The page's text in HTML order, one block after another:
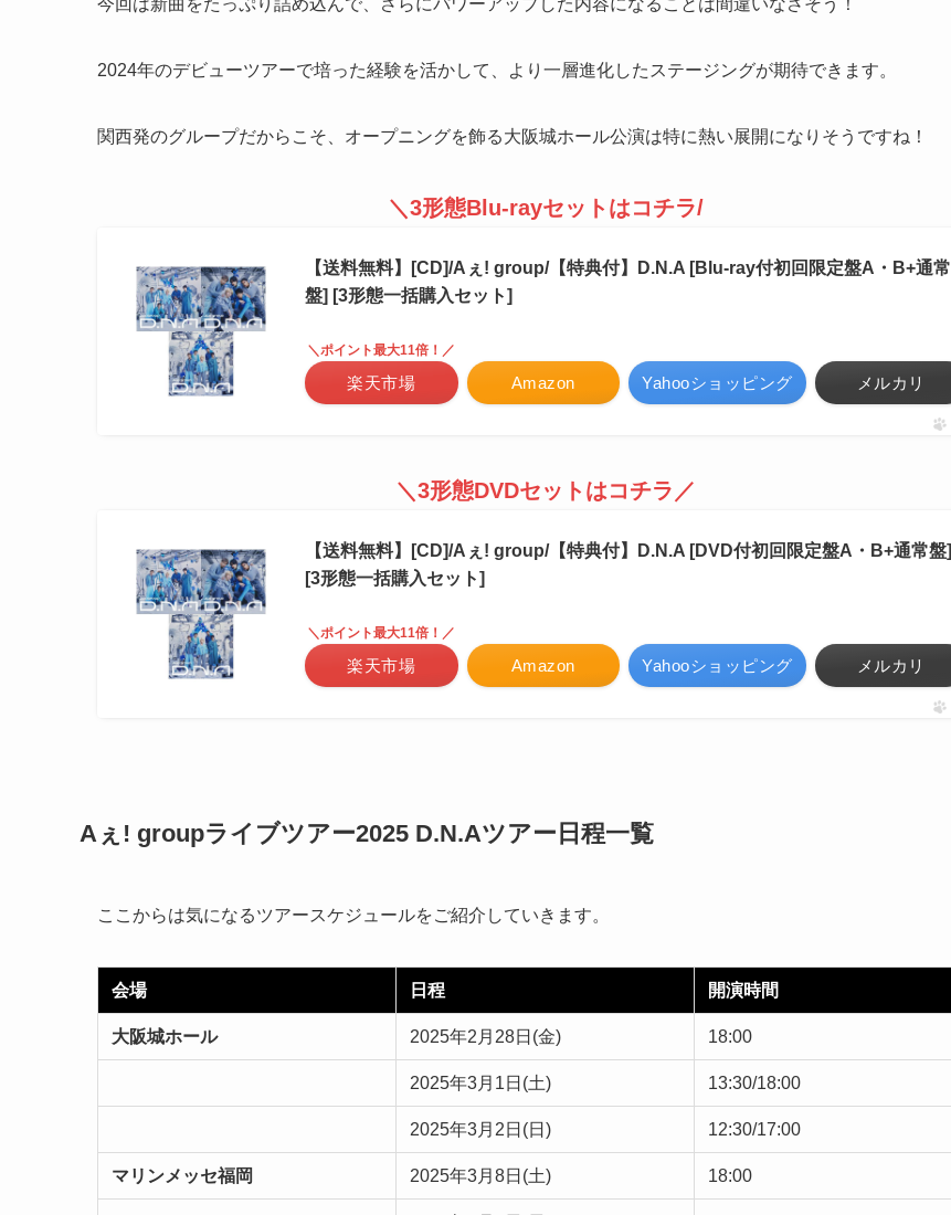
2024年のデビューツアーで培った経験を活かして、より一層進化したステージングが期待できます。
関西発のグループだからこそ、オープニングを飾る大阪城ホール公演は特に熱い展開になりそうですね！
＼3形態Blu-rayセットはコチラ/
【送料無料】[CD]/Aぇ! group/【特典付】D.N.A [Blu-ray付初回限定盤A・B+通常
盤] [3形態一括購入セット]
Amazon
＼ポイント最大11倍！／
楽天市場 Yahooショッピング メルカリ
＼3形態DVDセットはコチラ／
【送料無料】[CD]/Aぇ! group/【特典付】D.N.A [DVD付初回限定盤A・B+通常盤]
[3形態一括購入セット]
Amazon
＼ポイント最大11倍！／
楽天市場 Yahooショッピング メルカリ
Aぇ! groupライブツアー2025 D.N.Aツアー日程一覧
ここからは気になるツアースケジュールをご紹介していきます。
会場 日程 開演時間
大阪城ホール 2025年2月28日(金) 18:00
2025年3月1日(土) 13:30/18:00
2025年3月2日(日) 12:30/17:00
マリンメッセ福岡 2025年3月8日(土) 18:00